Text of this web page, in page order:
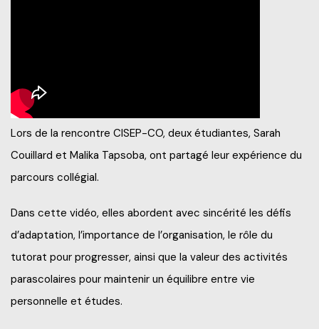
Lors de la rencontre CISEP-CO, deux étudiantes, Sarah
Couillard et Malika Tapsoba, ont partagé leur expérience du
parcours collégial.
Dans cette vidéo, elles abordent avec sincérité les défis
d’adaptation, l’importance de l’organisation, le rôle du
tutorat pour progresser, ainsi que la valeur des activités
parascolaires pour maintenir un équilibre entre vie
personnelle et études.